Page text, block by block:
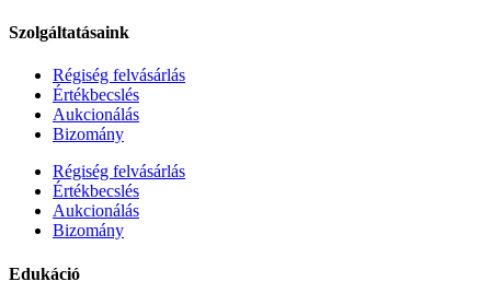
Szolgáltatásaink
Régiség felvásárlás
Értékbecslés
Aukcionálás
Bizomány
Régiség felvásárlás
Értékbecslés
Aukcionálás
Bizomány
Edukáció